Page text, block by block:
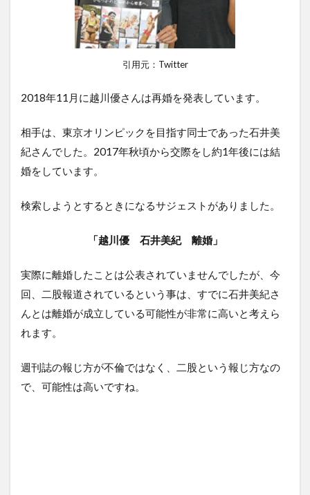
引用元：Twitter
2018年11月に越川優さんは再婚を発表しています。
相手は、東京オリンピックを目指す同士であった石井美
紀さんでした。2017年秋頃から交際をし約1年後には結
婚をしています。
検索しようとするときになるサジェストがありました。
「越川優 石井美紀 離婚」
実際に離婚したことは公表されていませんでしたが、今
回、二股報道されているという事は、すでに石井美紀さ
んとは離婚が成立している可能性が非常に高いと考えら
れます。
週刊誌の報じ方が不倫ではなく、二股という報じ方なの
で、可能性は高いですね。